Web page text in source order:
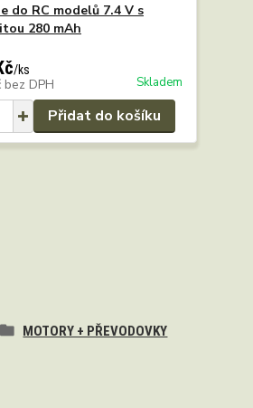
do RC modelů 7.4 V s
280 mAh
/ks
bez DPH Skladem
Přidat do košíku
MOTORY + PŘEVODOVKY